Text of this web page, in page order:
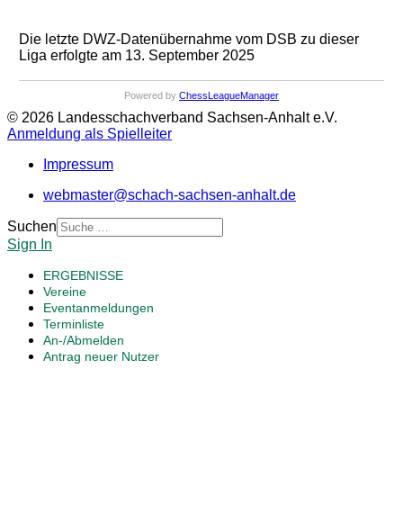
Die letzte DWZ-Datenübernahme vom DSB zu dieser
Liga erfolgte am 13. September 2025
Powered by ChessLeagueManager
© 2026 Landesschachverband Sachsen-Anhalt e.V.
Anmeldung als Spielleiter
Impressum
webmaster@schach-sachsen-anhalt.de
Suchen
Sign In
ERGEBNISSE
Vereine
Eventanmeldungen
Terminliste
An-/Abmelden
Antrag neuer Nutzer